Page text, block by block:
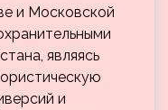
и Московской
являясь
и